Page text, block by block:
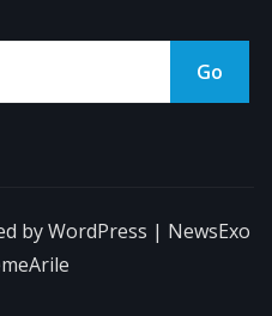
Go
byWordPress | NewsExo